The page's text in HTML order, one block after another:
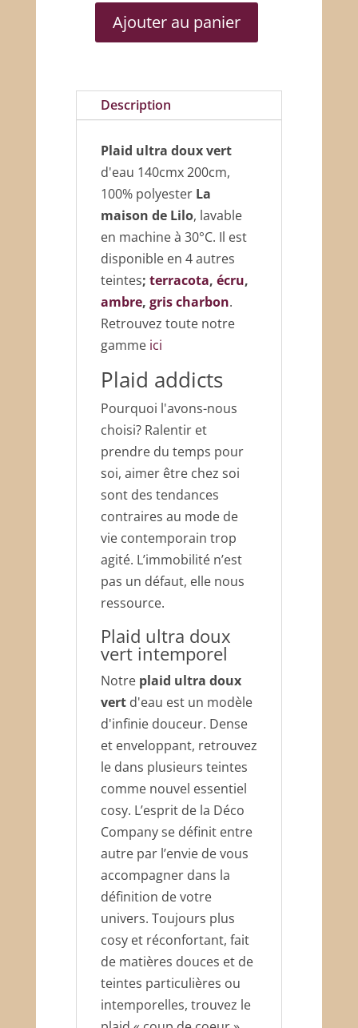
quantité
ultra
doux
Ajouter au panier
Description
Plaid ultra doux vert
d'eau 140cmx 200cm,
100% polyester La
maison de Lilo, lavable
en machine à 30°C. Il est
disponible en 4 autres
teintes; terracota, écru,
ambre, gris charbon.
Retrouvez toute notre
gamme ici
Plaid addicts
Pourquoi l'avons-nous
choisi? Ralentir et
prendre du temps pour
soi, aimer être chez soi
sont des tendances
contraires au mode de
vie contemporain trop
agité. L’immobilité n’est
pas un défaut, elle nous
ressource.
Plaid ultra doux
vert intemporel
Notre plaid ultra doux
vertd'eau est un modèle
d'infinie douceur. Dense
et enveloppant, retrouvez
le dans plusieurs teintes
comme nouvel essentiel
cosy. L’esprit de la Déco
Company se définit entre
autre par l’envie de vous
accompagner dans la
définition de votre
univers. Toujours plus
cosy et réconfortant, fait
de matières douces et de
teintes particulières ou
intemporelles, trouvez le